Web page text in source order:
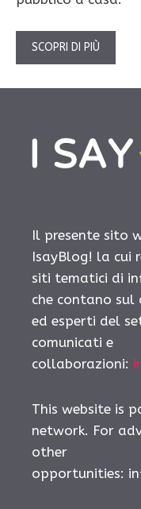
SCOPRI DI PIÙ
Il presente sito
IsayBlog! la cui
siti tematici di
che contano
ed esperti del
comunicati e
collaborazioni:
This website is
network. For
other
opportunities: